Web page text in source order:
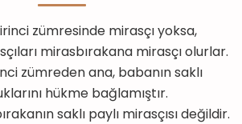
zümresinde mirasçı yoksa,
mirasbırakana mirasçı olurlar.
zümreden ana, babanın saklı
hükme bağlamıştır.
saklı paylı mirasçısı değildir.